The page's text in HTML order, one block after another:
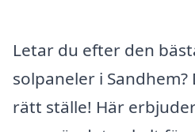
Letar du efter den
solpaneler i
rätt ställe! Här